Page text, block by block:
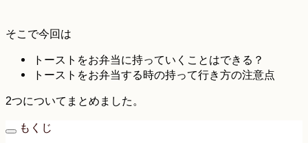
そこで今回は
トーストをお弁当に持っていくことはできる？
トーストをお弁当する時の持って行き方の注意点
2つについてまとめました。
もくじ